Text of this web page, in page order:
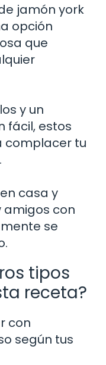
jamón york
opción
que
y un
fácil, estos
complacer tu
casa y
amigos con
se
tipos
receta?
con
según tus